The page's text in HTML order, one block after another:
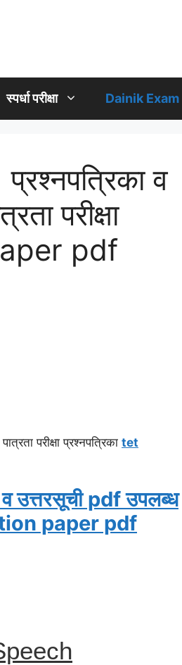
स्पर्धा परीक्षा Dainik Exam
व
परीक्षा
pdf
परीक्षा प्रश्नपत्रिका tet
उत्तरसूची pdf उपलब्ध
paper pdf